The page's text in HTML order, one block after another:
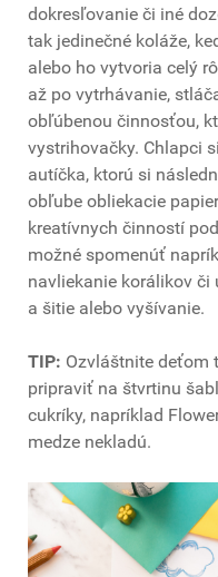
dokresľovanie či iné
tak jedinečné koláže,
alebo ho vytvoria celý
až po vytrhávanie,
obľúbenou činnosťou,
vystrihovačky. Chlapci
autíčka, ktorú si
obľube obliekacie
kreatívnych činností
možné spomenúť
navliekanie korálikov či
a šitie alebo vyšívanie.
TIP: Ozvláštnite deťom
pripraviť na štvrtinu
cukríky, napríklad
medze nekladú.